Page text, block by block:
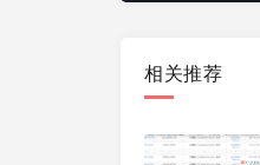
相关推荐